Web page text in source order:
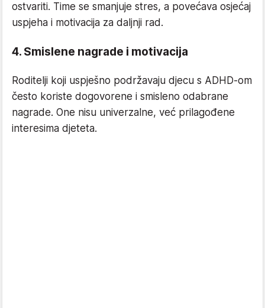
ostvariti. Time se smanjuje stres, a povećava osjećaj
uspjeha i motivacija za daljnji rad.
4. Smislene nagrade i motivacija
Roditelji koji uspješno podržavaju djecu s ADHD-om
često koriste dogovorene i smisleno odabrane
nagrade. One nisu univerzalne, već prilagođene
interesima djeteta.